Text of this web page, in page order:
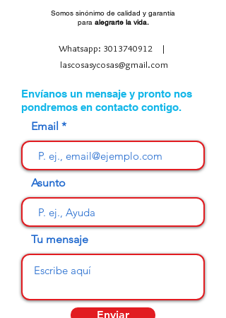
Somos sinónimo de calidad y garantía
para alegrarte la vida.
Whatsapp: 3013740912 |
lascosasycosas@gmail.com
Envíanos un mensaje y pronto nos
pondremos en contacto contigo.
Email
Asunto
Tu mensaje
Enviar